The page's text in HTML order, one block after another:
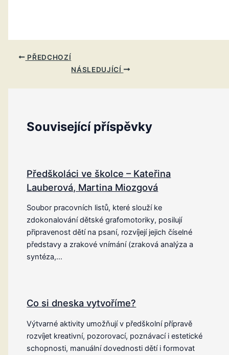
PŘEDCHOZÍ
NÁSLEDUJÍCÍ
Související příspěvky
Předškoláci ve školce – Kateřina
Lauberová, Martina Miozgová
Soubor pracovních listů, které slouží ke
zdokonalování dětské grafomotoriky, posilují
připravenost dětí na psaní, rozvíjejí jejich číselné
představy a zrakové vnímání (zraková analýza a
syntéza,…
Co si dneska vytvoříme?
Výtvarné aktivity umožňují v předškolní přípravě
rozvíjet kreativní, pozorovací, poznávací i estetické
schopnosti, manuální dovednosti dětí i formovat